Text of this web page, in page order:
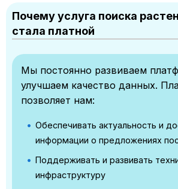
Почему услуга поиска
стала платной
Мы постоянно развиваем
улучшаем качество данных.
позволяет нам:
Обеспечивать актуальность и
информации о предложениях
Поддерживать и развивать
инфраструктуру